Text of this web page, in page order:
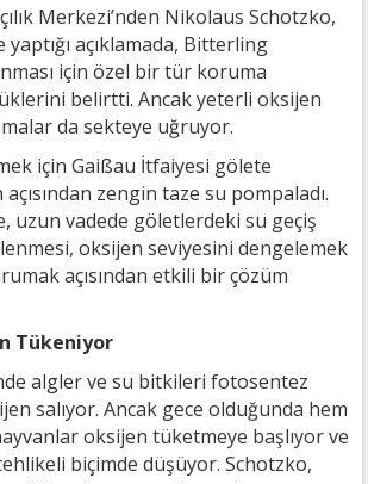
Merkezi’nden Nikolaus Schotzko,
yaptığı açıklamada, Bitterling
için özel bir tür koruma
belirtti. Ancak yeterli oksijen
da sekteye uğruyor.
için Gaißau İtfaiyesi gölete
açısından zengin taze su pompaladı.
uzun vadede göletlerdeki su geçiş
oksijen seviyesini dengelemek
açısından etkili bir çözüm
Tükeniyor
algler ve su bitkileri fotosentez
salıyor. Ancak gece olduğunda hem
oksijen tüketmeye başlıyor ve
biçimde düşüyor. Schotzko,